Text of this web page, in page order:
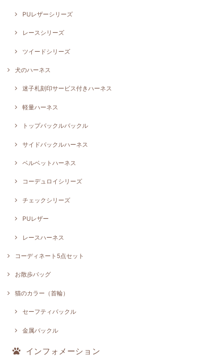
PUレザーシリーズ
レースシリーズ
ツイードシリーズ
犬のハーネス
迷子札刻印サービス付きハーネス
軽量ハーネス
トップバックルバックル
サイドバックルハーネス
ベルベットハーネス
コーデュロイシリーズ
チェックシリーズ
PUレザー
レースハーネス
コーディネート5点セット
お散歩バッグ
猫のカラー（首輪）
セーフティバックル
金属バックル
インフォメーション